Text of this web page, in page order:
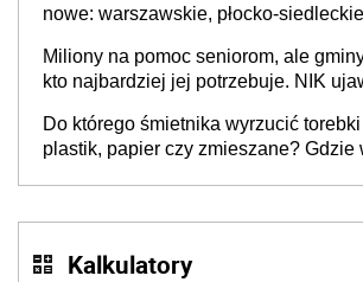
nowe: warszawskie, płocko-
stołecznych
Miliony na pomoc seniorom, ale
kto najbardziej jej potrzebuje. NIK
Do którego śmietnika wyrzucić
plastik, papier czy zmieszane? Gdzie
Kalkulatory